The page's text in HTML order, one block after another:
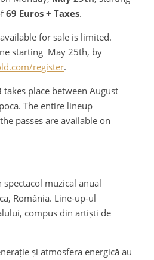
69 Euros + Taxes.
for sale is limited.
starting May 25th, by
register.
takes place between August
The entire lineup
passes are available on
muzical anual
România. Line-up-ul
compus din artiști de
și atmosfera energică au